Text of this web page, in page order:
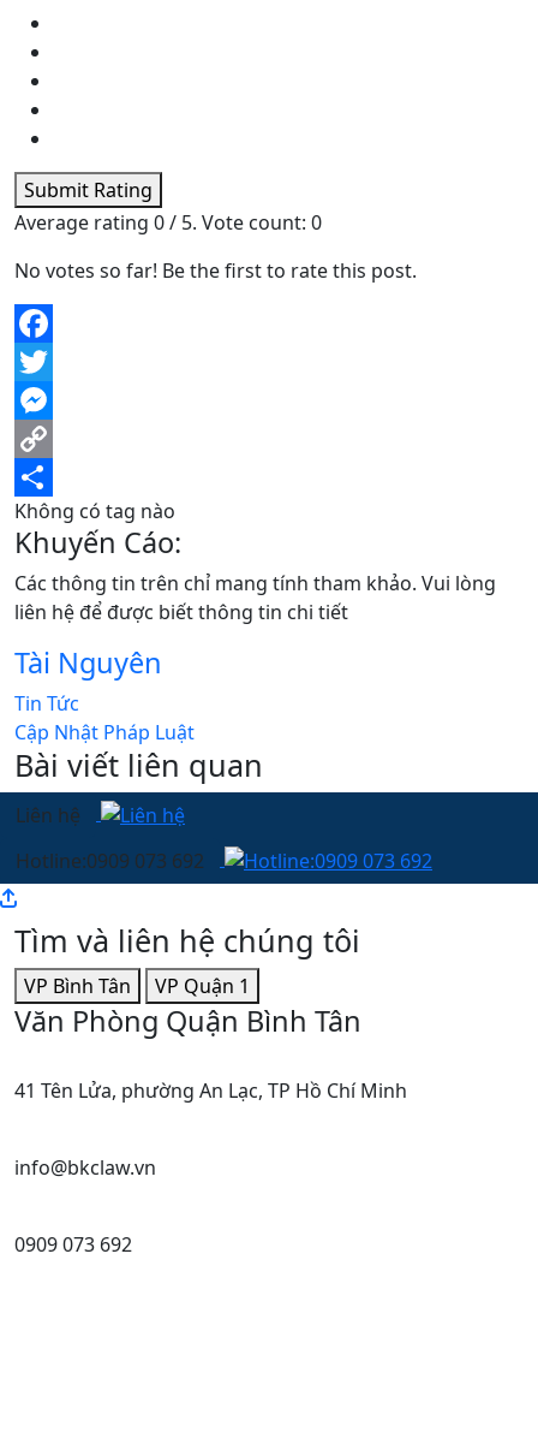
Submit Rating
Average rating 0/ 5. Vote count: 0
No votes so far! Be the first to rate this post.
Facebook
Twitter
Messenger
Copy
Link
Share
Không có tag nào
Khuyến Cáo:
Các thông tin trên chỉ mang tính tham khảo. Vui lòng
liên hệ để được biết thông tin chi tiết
Tài Nguyên
Tin Tức
Cập Nhật Pháp Luật
Bài viết liên quan
Liên hệ
Hotline:0909 073 692
Tìm và liên hệ chúng tôi
VP Bình Tân VP Quận 1
Văn Phòng Quận Bình Tân
41 Tên Lửa, phường An Lạc, TP Hồ Chí Minh
info@bkclaw.vn
0909 073 692